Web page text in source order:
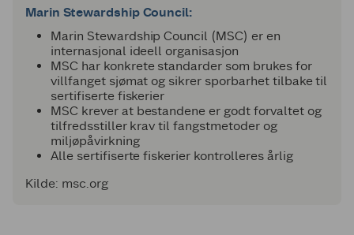
Marin Stewardship Council:
Marin Stewardship Council (MSC) er en
internasjonal ideell organisasjon
MSC har konkrete standarder som brukes for
villfanget sjømat og sikrer sporbarhet tilbake til
sertifiserte fiskerier
MSC krever at bestandene er godt forvaltet og
tilfredsstiller krav til fangstmetoder og
miljøpåvirkning
Alle sertifiserte fiskerier kontrolleres årlig
Kilde: msc.org